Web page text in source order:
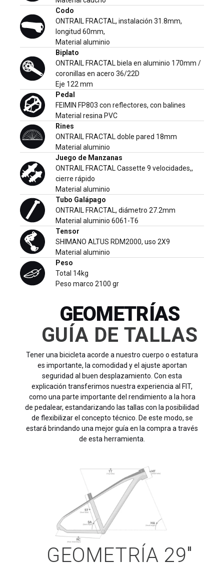
Codo
ONTRAIL FRACTAL, instalación 31.8mm,
longitud 60mm,
Material aluminio
Biplato
ONTRAIL FRACTAL biela en aluminio 170mm /
coronillas en acero 36/22D
Eje 122 mm
Pedal
FEIMIN FP803 con reflectores, con balines
Material resina PVC
Rines
ONTRAIL FRACTAL doble pared 18mm
Material aluminio
Juego de Manzanas
ONTRAIL FRACTAL Cassette 9 velocidades,,
cierre rápido
Material aluminio
Tubo Galápago
ONTRAIL FRACTAL, diámetro 27.2mm
Material aluminio 6061-T6
Tensor
SHIMANO ALTUS RDM2000, uso 2X9
Material aluminio
Peso
Total 14kg
Peso marco 2100 gr
GEOMETRÍAS
GUÍA DE TALLAS
Tener una bicicleta acorde a nuestro cuerpo o estatura
es importante, la comodidad y el ajuste aportan
seguridad al buen desplazamiento. Con esta
explicación transferimos nuestra experiencia al FIT,
como una parte importante del rendimiento a la hora
de pedalear, estandarizando las tallas con la posibilidad
de flexibilizar el concepto técnico. De este modo, se
estará brindando una mejor guía en la compra a través
de esta herramienta.
GEOMETRÍA 29"